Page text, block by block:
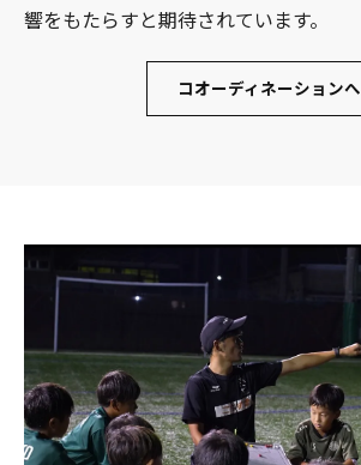
響をもたらすと期待されています。
コオーディネーションへ